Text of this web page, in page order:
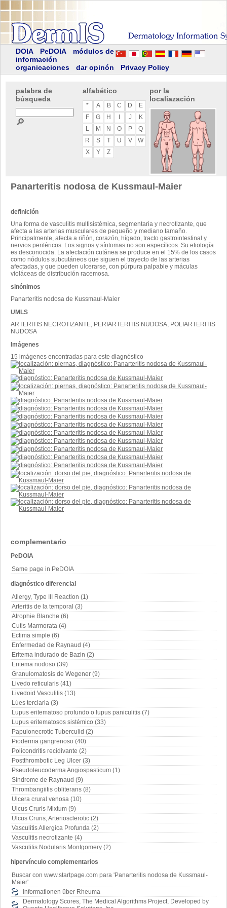
DOIA PeDOIA
módulos de
información
organicaciones
dar opinón Privacy Policy
palabra de
búsqueda
🔎
alfabético
* A B C D
E
F
G H J
K
L
M N O P
Q
R
S T U V
W
X
Y Z
por la
localiazación
complementario
PeDOIA
Same page in PeDOIA
diagnóstico diferencial
Allergy, Type III Reaction (1)
Arteritis de la temporal (3)
Atrophie Blanche (6)
Cutis Marmorata (4)
Ectima simple (6)
Enfermedad de Raynaud (4)
Eritema indurado de Bazin (2)
Eritema nodoso (39)
Granulomatosis de Wegener (9)
Livedo reticularis (41)
Livedoid Vasculitis (13)
Lúes terciaria (3)
Lupus eritematoso profundo o lupus paniculitis (7)
Lupus eritematosos sistémico (33)
Papulonecrotic Tuberculid (2)
Pioderma gangrenoso (40)
Policondritis recidivante (2)
Postthrombotic Leg Ulcer (3)
Pseudoleucoderma Angiospasticum (1)
Síndrome de Raynaud (9)
Thrombangiitis obliterans (8)
Ulcera crural venosa (10)
Ulcus Cruris Mixtum (9)
Ulcus Cruris, Arteriosclerotic (2)
Vasculitis Allergica Profunda (2)
Vasculitis necrotizante (4)
Vasculitis Nodularis Montgomery (2)
hipervínculo complementarios
Buscar con www.startpage.com para 'Panarteritis nodosa de Kussmaul-
Maier'
Informationen über Rheuma
Dermatology Scores, The Medical Algorithms Project, Developed by
Panarteritis nodosa de Kussmaul-Maier
definición
Una forma de vasculitis multisistémica, segmentaria y necrotizante, que
afecta a las arterias musculares de pequeño y mediano tamaño.
Principalmente, afecta a riñón, corazón, hígado, tracto gastrointestinal y
nervios periféricos. Los signos y síntomas no son específicos. Su etiología
es desconocida. La afectación cutánea se produce en el 15% de los casos
como nódulos subcutáneos que siguen el trayecto de las arterias
afectadas, y que pueden ulcerarse, con púrpura palpable y máculas
violáceas de distribución racemosa.
sinónimos
Panarteritis nodosa de Kussmaul-Maier
UMLS
ARTERITIS NECROTIZANTE, PERIARTERITIS NUDOSA, POLIARTERITIS
NUDOSA
Imágenes
15 imágenes encontradas para este diagnóstico